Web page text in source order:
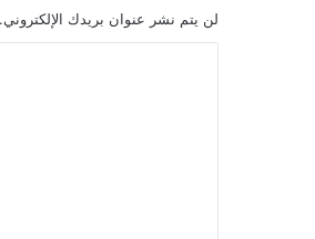
لن يتم نشر عنوان بريدك الإلكتروني.